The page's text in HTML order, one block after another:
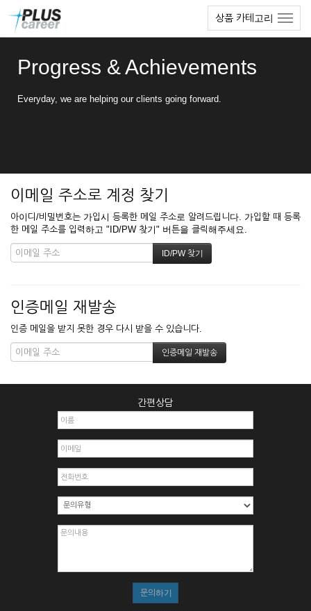
상품 카테고리
Progress & Achievements
Everyday, we are helping our clients going forward.
이메일 주소로 계정 찾기
아이디/비밀번호는 가입시 등록한 메일 주소로 알려드립니다. 가입할 때 등록
한 메일 주소를 입력하고 "ID/PW 찾기" 버튼을 클릭해주세요.
인증메일 재발송
인증 메일을 받지 못한 경우 다시 받을 수 있습니다.
간편상담